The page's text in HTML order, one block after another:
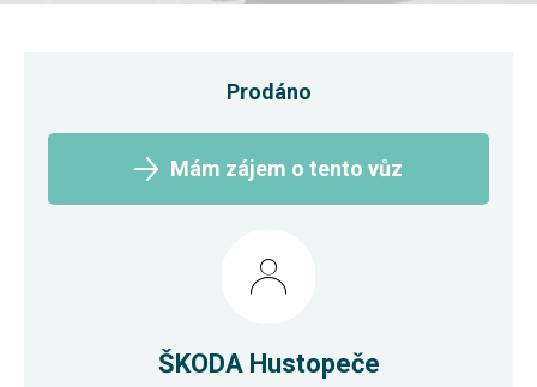
Prodáno
Mám zájem o tento vůz
ŠKODA Hustopeče